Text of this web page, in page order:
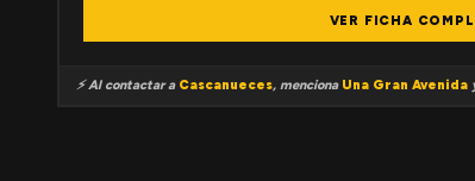
VER FICHA
⚡ Al contactar a Cascanueces, menciona Una Gran Avenida